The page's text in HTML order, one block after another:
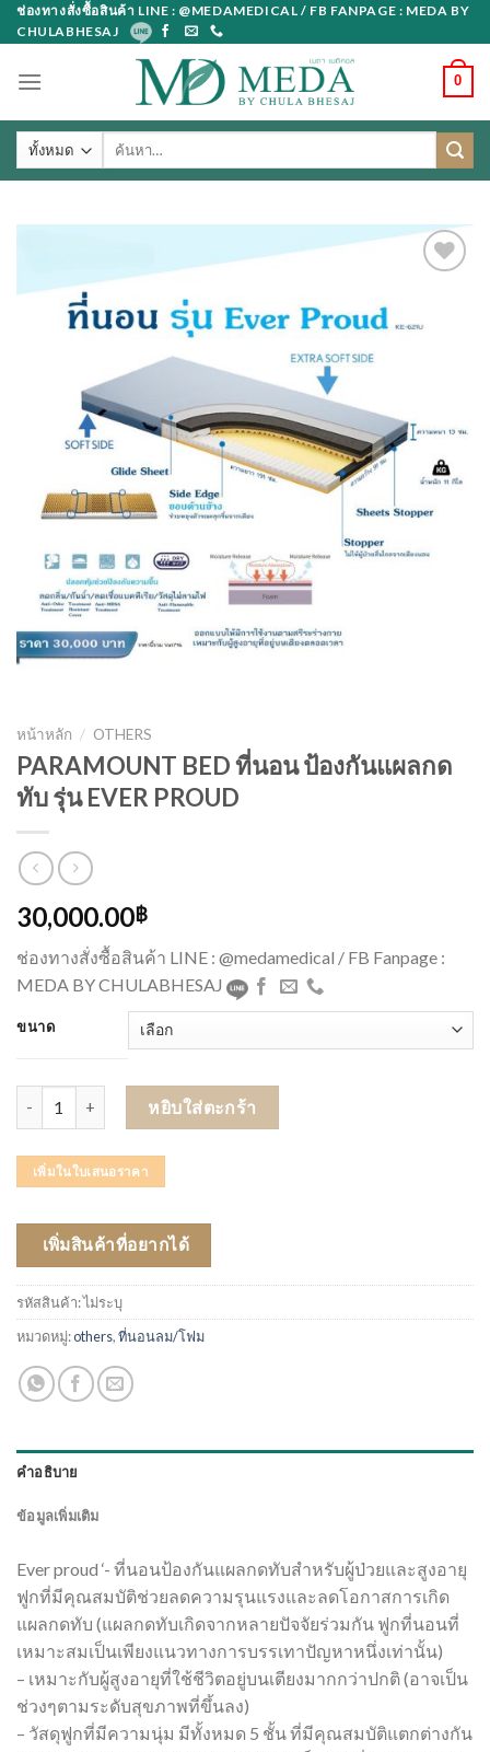
Skip
to
ช่องทางสั่งซื้อสินค้า LINE : @MEDAMEDICAL / FB FANPAGE : MEDA BY
CHULABHESAJ
0
ค้นหา:
หน้าหลัก / OTHERS
PARAMOUNT BED ที่นอน ป้องกันแผลกด
ทับ รุ่น EVER PROUD
30,000.00฿
ช่องทางสั่งซื้อสินค้า LINE : @medamedical / FB Fanpage :
MEDA BY CHULABHESAJ
ขนาด
จำนวน PARAMOUNT BED ที่นอน ป้องกันแผลกดทับ รุ่น EVER
หยิบใส่ตะกร้า
เพิ่มในใบเสนอราคา
เพิ่มสินค้าที่อยากได้
รหัสสินค้า:ไม่ระบุ
หมวดหมู่:others,ที่นอนลม/โฟม
คำอธิบาย
ข้อมูลเพิ่มเติม
Ever proud ‘- ที่นอนป้องกันแผลกดทับสำหรับผู้ป่วยและสูงอายุ
ฟูกที่มีคุณสมบัติช่วยลดความรุนแรงและลดโอกาสการเกิด
แผลกดทับ (แผลกดทับเกิดจากหลายปัจจัยร่วมกัน ฟูกที่นอนที่
เหมาะสมเป็นเพียงแนวทางการบรรเทาปัญหาหนึ่งเท่านั้น)
– เหมาะกับผู้สูงอายุที่ใช้ชีวิตอยู่บนเตียงมากกว่าปกติ (อาจเป็น
ช่วงๆตามระดับสุขภาพที่ขึ้นลง)
– วัสดุฟูกที่มีความนุ่ม มีทั้งหมด 5 ชั้น ที่มีคุณสมบัติแตกต่างกัน